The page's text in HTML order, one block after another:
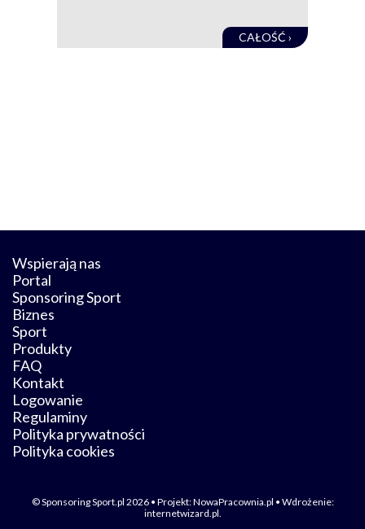
CAŁOŚĆ ›
Wspierają nas
Portal
Sponsoring Sport
Biznes
Sport
Produkty
FAQ
Kontakt
Logowanie
Regulaminy
Polityka prywatności
Polityka cookies
© Sponsoring Sport.pl 2026 • Projekt:NowaPracownia.pl • Wdrożenie:
internetwizard.pl